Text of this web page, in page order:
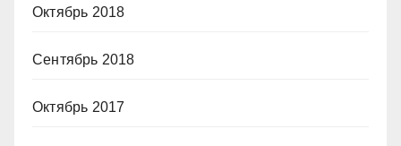
Октябрь 2018
Сентябрь 2018
Октябрь 2017